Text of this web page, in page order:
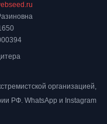
организацией,
РФ. WhatsApp и Instagram